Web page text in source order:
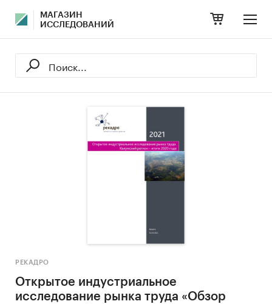
МАГАЗИН
ИССЛЕДОВАНИЙ
РЕКАДРО
Открытое индустриальное
исследование рынка труда «Обзор